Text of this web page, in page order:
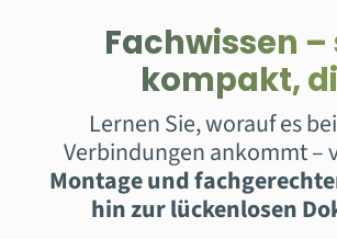
Fachwissen
kompakt,
Lernen Sie, worauf es
Verbindungen ankommt –
Montage und
hin zur lückenlosen